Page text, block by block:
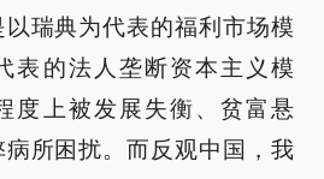
瑞典为代表的福利市场模
表的法人垄断资本主义模
度上被发展失衡、贫富悬
所困扰。而反观中国，我